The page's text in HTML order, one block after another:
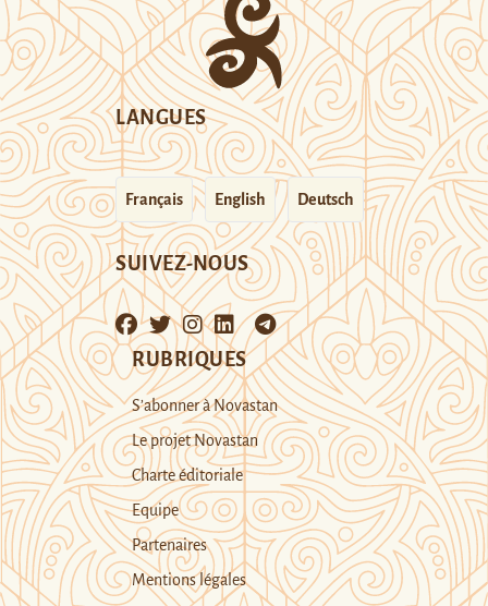
LANGUES
Français English Deutsch
SUIVEZ-NOUS
RUBRIQUES
S’abonner à Novastan
Le projet Novastan
Charte éditoriale
Equipe
Partenaires
Mentions légales